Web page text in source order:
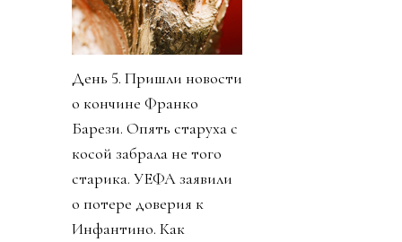
День 5. Пришли новости
о кончине Франко
Барези. Опять старуха с
косой забрала не того
старика. УЕФА заявили
о потере доверия к
Инфантино. Как